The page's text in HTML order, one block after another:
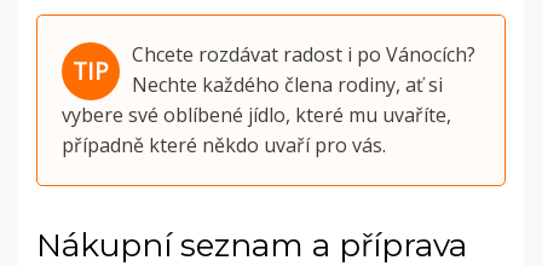
Chcete rozdávat radost i po Vánocích?
Nechte každého člena rodiny, ať si
vybere své oblíbené jídlo, které mu uvaříte,
případně které někdo uvaří pro vás.
Nákupní seznam a příprava